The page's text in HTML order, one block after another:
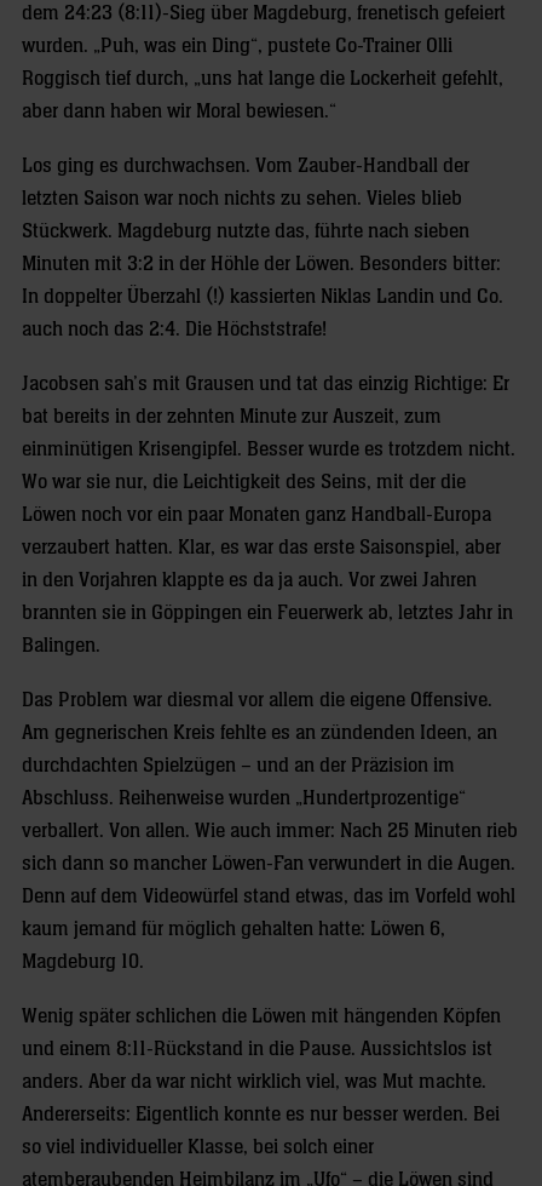
dem 24:23 (8:11)-Sieg über Magdeburg, frenetisch gefeiert
wurden. „Puh, was ein Ding“, pustete Co-Trainer Olli
Roggisch tief durch, „uns hat lange die Lockerheit gefehlt,
aber dann haben wir Moral bewiesen.“
Los ging es durchwachsen. Vom Zauber-Handball der
letzten Saison war noch nichts zu sehen. Vieles blieb
Stückwerk. Magdeburg nutzte das, führte nach sieben
Minuten mit 3:2 in der Höhle der Löwen. Besonders bitter:
In doppelter Überzahl (!) kassierten Niklas Landin und Co.
auch noch das 2:4. Die Höchststrafe!
Jacobsen sah’s mit Grausen und tat das einzig Richtige: Er
bat bereits in der zehnten Minute zur Auszeit, zum
einminütigen Krisengipfel. Besser wurde es trotzdem nicht.
Wo war sie nur, die Leichtigkeit des Seins, mit der die
Löwen noch vor ein paar Monaten ganz Handball-Europa
verzaubert hatten. Klar, es war das erste Saisonspiel, aber
in den Vorjahren klappte es da ja auch. Vor zwei Jahren
brannten sie in Göppingen ein Feuerwerk ab, letztes Jahr in
Balingen.
Das Problem war diesmal vor allem die eigene Offensive.
Am gegnerischen Kreis fehlte es an zündenden Ideen, an
durchdachten Spielzügen – und an der Präzision im
Abschluss. Reihenweise wurden „Hundertprozentige“
verballert. Von allen. Wie auch immer: Nach 25 Minuten rieb
sich dann so mancher Löwen-Fan verwundert in die Augen.
Denn auf dem Videowürfel stand etwas, das im Vorfeld wohl
kaum jemand für möglich gehalten hatte: Löwen 6,
Magdeburg 10.
Wenig später schlichen die Löwen mit hängenden Köpfen
und einem 8:11-Rückstand in die Pause. Aussichtslos ist
anders. Aber da war nicht wirklich viel, was Mut machte.
Andererseits: Eigentlich konnte es nur besser werden. Bei
so viel individueller Klasse, bei solch einer
atemberaubenden Heimbilanz im „Ufo“ – die Löwen sind